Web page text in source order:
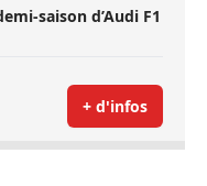
saison d’Audi F1
+ d'infos